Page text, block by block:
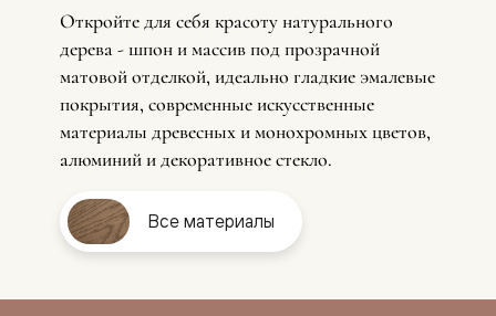
Откройте для себя красоту натурального
дерева - шпон и массив под прозрачной
матовой отделкой, идеально гладкие эмалевые
покрытия, современные искусственные
материалы древесных и монохромных цветов,
алюминий и декоративное стекло.
Все материалы